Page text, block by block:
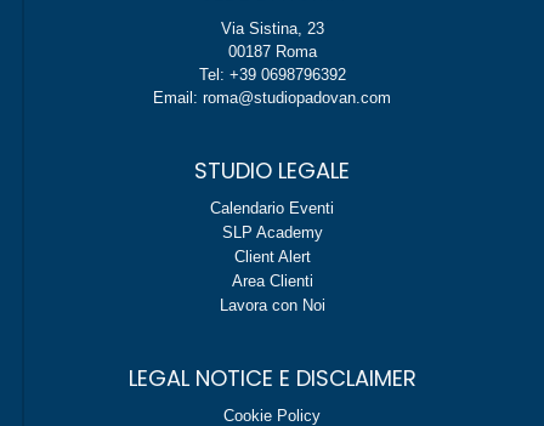
Via Sistina, 23
00187 Roma
Tel: +39 0698796392
Email: roma@studiopadovan.com
STUDIO LEGALE
Calendario Eventi
SLP Academy
Client Alert
Area Clienti
Lavora con Noi
LEGAL NOTICE E DISCLAIMER
Cookie Policy